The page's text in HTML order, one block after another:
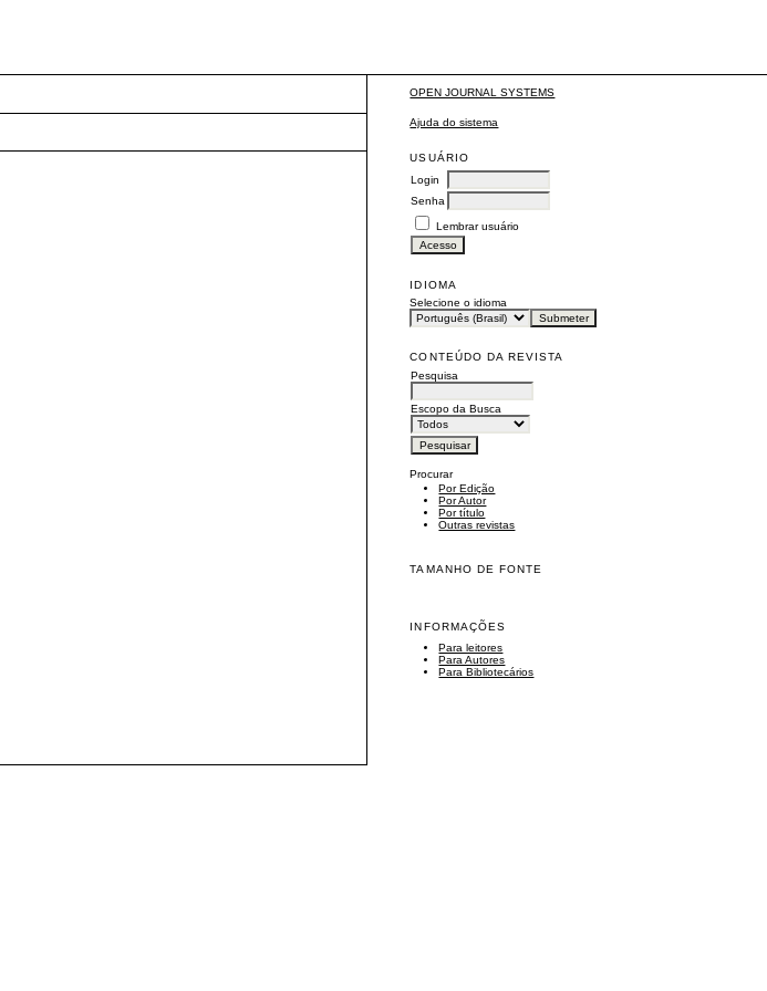
OPEN JOURNAL SYSTEMS
Ajuda do sistema
USUÁRIO
Login
Senha
Lembrar usuário
IDIOMA
Selecione o idioma
CONTEÚDO DA REVISTA
Pesquisa
Escopo da Busca
Procurar
Por Edição
Por Autor
Por título
Outras revistas
TAMANHO DE FONTE
INFORMAÇÕES
Para leitores
Para Autores
Para Bibliotecários